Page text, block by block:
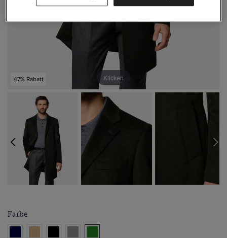
47% Rabatt Klicken
Farbe